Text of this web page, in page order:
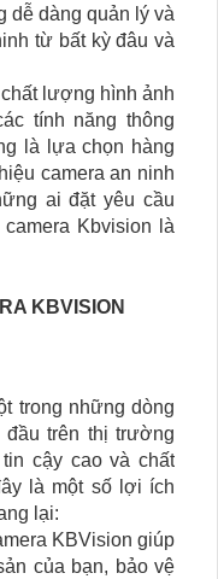
dễ dàng quản lý và
từ bất kỳ đâu và
lượng hình ảnh
tính năng thông
là lựa chọn hàng
camera an ninh
ai đặt yêu cầu
Kbvision là
KBVISION
trong những dòng
đầu trên thị trường
cậy cao và chất
là một số lợi ích
lại:
KBVision giúp
của bạn, bảo vệ